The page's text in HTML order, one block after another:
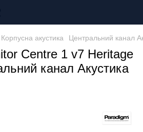
Корпусна акустика Центральний канал
Centre 1 v7 Heritage
канал Акустика